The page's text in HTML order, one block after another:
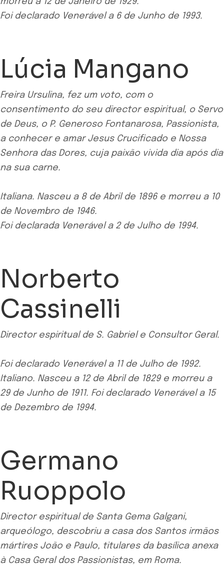
Foi declarado Venerável a 6 de Junho de 1993.
Lúcia Mangano
Freira Ursulina, fez um voto, com o
consentimento do seu director espiritual, o Servo
de Deus, o P. Generoso Fontanarosa, Passionista,
a conhecer e amar Jesus Crucificado e Nossa
Senhora das Dores, cuja paixão vivida dia após dia
na sua carne.
Italiana. Nasceu a 8 de Abril de 1896 e morreu a 10
de Novembro de 1946.
Foi declarada Venerável a 2 de Julho de 1994.
Norberto
Cassinelli
Director espiritual de S. Gabriel e Consultor Geral.
Foi declarado Venerável a 11 de Julho de 1992.
Italiano. Nasceu a 12 de Abril de 1829 e morreu a
29 de Junho de 1911. Foi declarado Venerável a 15
de Dezembro de 1994.
Germano
Ruoppolo
Director espiritual de Santa Gema Galgani,
arqueólogo, descobriu a casa dos Santos irmãos
mártires João e Paulo, titulares da basílica anexa
à Casa Geral dos Passionistas, em Roma.